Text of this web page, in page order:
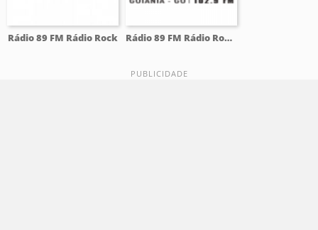
Rádio 89 FM Rádio Rock Rádio 89 FM Rádio Rock 102.9 FM